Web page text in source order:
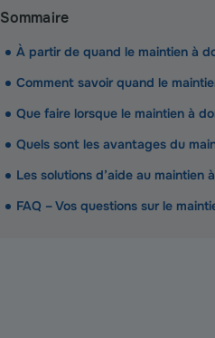
Sommaire
À partir de quand le maintien à
Comment savoir quand le
Que faire lorsque le maintien à
Quels sont les avantages du
Les solutions d’aide au
FAQ – Vos questions sur le